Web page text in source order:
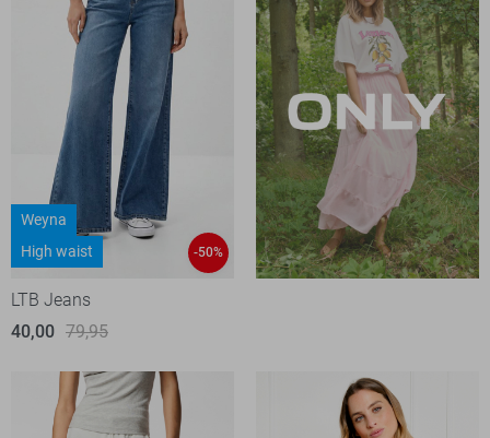
Weyna
High waist
-50%
LTB Jeans
40,00 79,95